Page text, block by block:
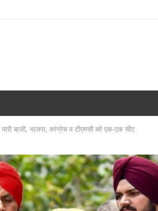
बाजी, भाजपा, कांग्रेस व टीएमसी को एक-एक सीट